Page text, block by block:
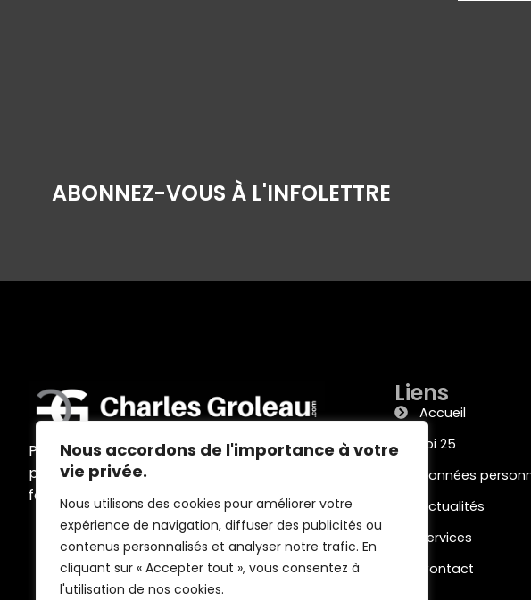
Nous accordons de l'importance à votre
vie privée.
Nous utilisons des cookies pour améliorer votre
expérience de navigation, diffuser des publicités ou
contenus personnalisés et analyser notre trafic. En
cliquant sur « Accepter tout », vous consentez à
l'utilisation de nos cookies.
ABONNEZ-VOUS À L'INFOLETTRE
Programmes d’accompagnement
personnalisés, ateliers, conférences,
formations et outils sur mesure
Liens
Accueil
Loi 25
Données
Actualités
Services
Contact